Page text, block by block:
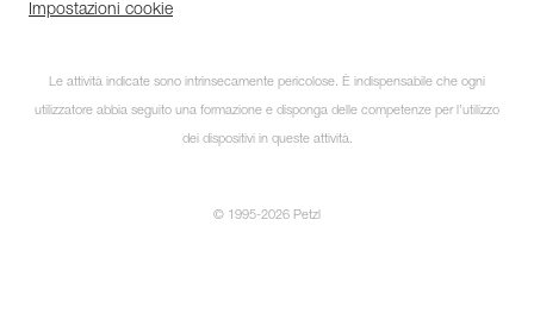
Impostazioni cookie
Le attività indicate sono intrinsecamente pericolose. È indispensabile che ogni
utilizzatore abbia seguito una formazione e disponga delle competenze per l’utilizzo
dei dispositivi in queste attività.
© 1995-2026 Petzl